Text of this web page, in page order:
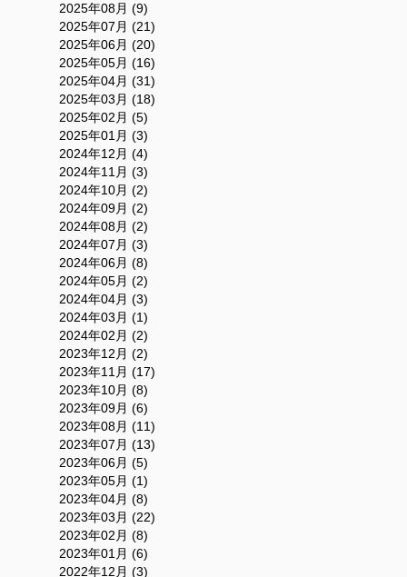
2025年08月 (9)
2025年07月 (21)
2025年06月 (20)
2025年05月 (16)
2025年04月 (31)
2025年03月 (18)
2025年02月 (5)
2025年01月 (3)
2024年12月 (4)
2024年11月 (3)
2024年10月 (2)
2024年09月 (2)
2024年08月 (2)
2024年07月 (3)
2024年06月 (8)
2024年05月 (2)
2024年04月 (3)
2024年03月 (1)
2024年02月 (2)
2023年12月 (2)
2023年11月 (17)
2023年10月 (8)
2023年09月 (6)
2023年08月 (11)
2023年07月 (13)
2023年06月 (5)
2023年05月 (1)
2023年04月 (8)
2023年03月 (22)
2023年02月 (8)
2023年01月 (6)
2022年12月 (3)